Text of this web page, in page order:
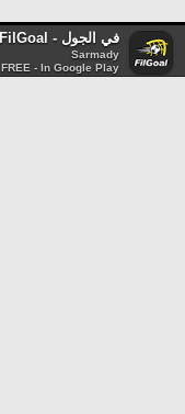
في الجول - FilGoal
Sarmady
FREE - In Google Play